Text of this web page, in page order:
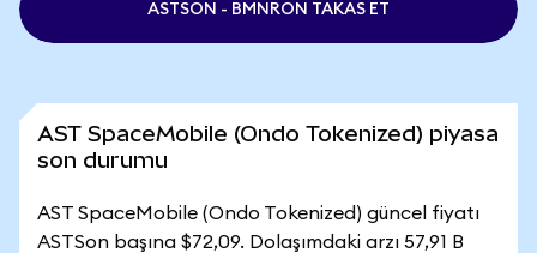
ASTSON - BMNRON TAKAS ET
AST SpaceMobile (Ondo Tokenized) piyasa
son durumu
AST SpaceMobile (Ondo Tokenized) güncel fiyatı
ASTSon başına $72,09. Dolaşımdaki arzı 57,91 B